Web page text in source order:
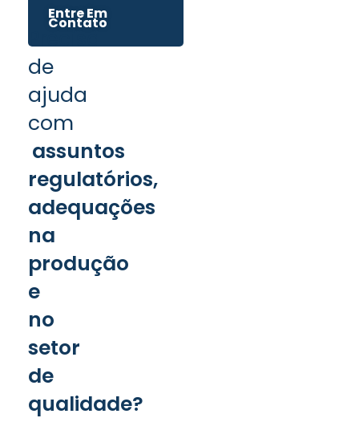
Precisa
de
ajuda
com
assuntos
regulatórios,
adequações
na
produção
e
no
setor
de
qualidade?
Entre Em
Contato